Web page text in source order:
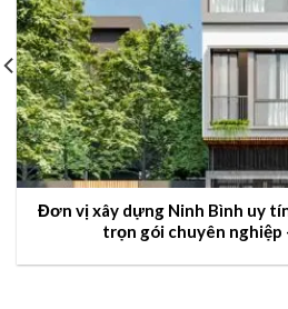
Đơn vị xây dựng Ninh Bình uy
trọn gói chuyên nghiệp